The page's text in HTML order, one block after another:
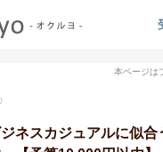
本ページは
ジネスカジュアルに似